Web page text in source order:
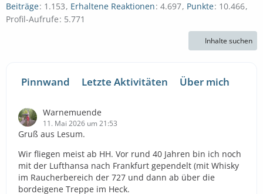
Beiträge 1.153 Erhaltene Reaktionen 4.697 Punkte 10.466
Profil-Aufrufe 5.771
Inhalte suchen
Pinnwand Letzte Aktivitäten Über mich
Warnemuende
11. Mai 2026 um 21:53
Gruß aus Lesum.
Wir fliegen meist ab HH. Vor rund 40 Jahren bin ich noch
mit der Lufthansa nach Frankfurt gependelt (mit Whisky
im Raucherbereich der 727 und dann ab über die
bordeigene Treppe im Heck.